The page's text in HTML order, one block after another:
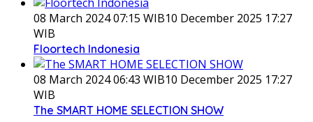
08 March 2024 07:15 WIB10 December 2025 17:27
WIB
Floortech Indonesia
08 March 2024 06:43 WIB10 December 2025 17:27
WIB
The SMART HOME SELECTION SHOW